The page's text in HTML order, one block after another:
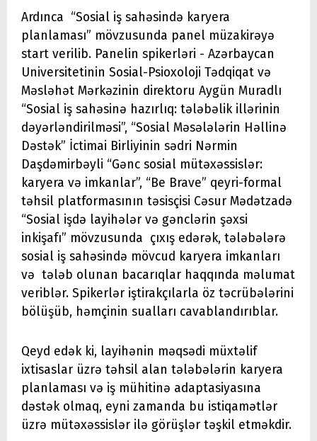
Ardınca “Sosial iş sahəsində karyera
planlaması” mövzusunda panel müzakirəyə
start verilib. Panelin spikerləri - Azərbaycan
Universitetinin Sosial-Psioxoloji Tədqiqat və
Məsləhət Mərkəzinin direktoru Aygün Muradlı
“Sosial iş sahəsinə hazırlıq: tələbəlik illərinin
dəyərləndirilməsi”, “Sosial Məsələlərin Həllinə
Dəstək” İctimai Birliyinin sədri Nərmin
Daşdəmirbəyli “Gənc sosial mütəxəssislər:
karyera və imkanlar”, “Be Brave” qeyri-formal
təhsil platformasının təsisçisi Cəsur Mədətzadə
“Sosial işdə layihələr və gənclərin şəxsi
inkişafı” mövzusunda çıxış edərək, tələbələrə
sosial iş sahəsində mövcud karyera imkanları
və tələb olunan bacarıqlar haqqında məlumat
veriblər. Spikerlər iştirakçılarla öz təcrübələrini
bölüşüb, həmçinin sualları cavablandırıblar.
Qeyd edək ki, layihənin məqsədi müxtəlif
ixtisaslar üzrə təhsil alan tələbələrin karyera
planlaması və iş mühitinə adaptasiyasına
dəstək olmaq, eyni zamanda bu istiqamətlər
üzrə mütəxəssislər ilə görüşlər təşkil etməkdir.